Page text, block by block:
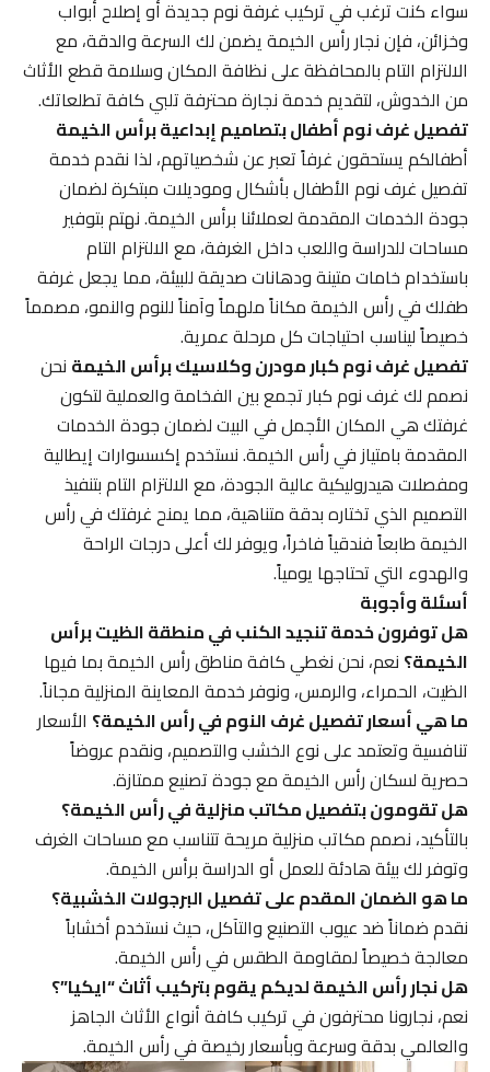
سواء كنت ترغب في تركيب غرفة نوم جديدة أو إصلاح أبواب
وخزائن، فإن نجار رأس الخيمة يضمن لك السرعة والدقة، مع
الالتزام التام بالمحافظة على نظافة المكان وسلامة قطع الأثاث
من الخدوش، لتقديم خدمة نجارة محترفة تلبي كافة تطلعاتك.
تفصيل غرف نوم أطفال بتصاميم إبداعية برأس الخيمة
أطفالكم يستحقون غرفاً تعبر عن شخصياتهم، لذا نقدم خدمة
تفصيل غرف نوم الأطفال بأشكال وموديلات مبتكرة لضمان
جودة الخدمات المقدمة لعملائنا برأس الخيمة. نهتم بتوفير
مساحات للدراسة واللعب داخل الغرفة، مع الالتزام التام
باستخدام خامات متينة ودهانات صديقة للبيئة، مما يجعل غرفة
طفلك في رأس الخيمة مكاناً ملهماً وآمناً للنوم والنمو، مصمماً
خصيصاً ليناسب احتياجات كل مرحلة عمرية.
تفصيل غرف نوم كبار مودرن وكلاسيك برأس الخيمةنحن
نصمم لك غرف نوم كبار تجمع بين الفخامة والعملية لتكون
غرفتك هي المكان الأجمل في البيت لضمان جودة الخدمات
المقدمة بامتياز في رأس الخيمة. نستخدم إكسسوارات إيطالية
ومفصلات هيدروليكية عالية الجودة، مع الالتزام التام بتنفيذ
التصميم الذي تختاره بدقة متناهية، مما يمنح غرفتك في رأس
الخيمة طابعاً فندقياً فاخراً، ويوفر لك أعلى درجات الراحة
والهدوء التي تحتاجها يومياً.
أسئلة وأجوبة
هل توفرون خدمة تنجيد الكنب في منطقة الظيت برأس
الخيمة؟نعم، نحن نغطي كافة مناطق رأس الخيمة بما فيها
الظيت، الحمراء، والرمس، ونوفر خدمة المعاينة المنزلية مجاناً.
ما هي أسعار تفصيل غرف النوم في رأس الخيمة؟الأسعار
تنافسية وتعتمد على نوع الخشب والتصميم، ونقدم عروضاً
حصرية لسكان رأس الخيمة مع جودة تصنيع ممتازة.
هل تقومون بتفصيل مكاتب منزلية في رأس الخيمة؟
بالتأكيد، نصمم مكاتب منزلية مريحة تتناسب مع مساحات الغرف
وتوفر لك بيئة هادئة للعمل أو الدراسة برأس الخيمة.
ما هو الضمان المقدم على تفصيل البرجولات الخشبية؟
نقدم ضماناً ضد عيوب التصنيع والتآكل، حيث نستخدم أخشاباً
معالجة خصيصاً لمقاومة الطقس في رأس الخيمة.
هل نجار رأس الخيمة لديكم يقوم بتركيب أثاث “ايكيا”؟
نعم، نجارونا محترفون في تركيب كافة أنواع الأثاث الجاهز
والعالمي بدقة وسرعة وبأسعار رخيصة في رأس الخيمة.